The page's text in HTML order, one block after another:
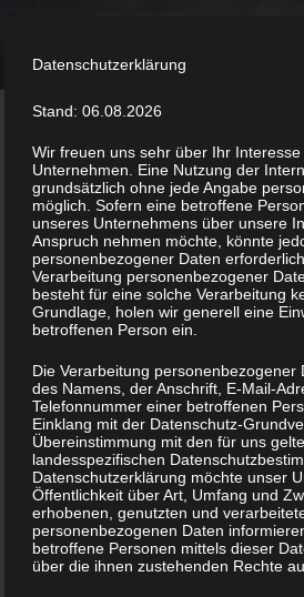
springenPsychotherapie I Coaching I Mediation
Das, was wir über uns selbst
beeinflusst unser Leben
jeden Tag. Die meisten von uns
mehrere Glaubenssätze, die uns
geprägt haben – und uns noch als
Leben schwer machen“. Aber wie
dazu, etwas ganz Bestimmtes über
glauben? Wer sagt denn, dass wir
Ist das wirklich unsere eigene
die von Mutter, Vater, Lehrer?
Als Erwachsene können wir
übernommene Glaubenssätze
Datenschutzerklärung
Stand: 06.08.2026
Wir freuen uns sehr über Ihr
Unternehmen. Eine Nutzung der
grundsätzlich ohne jede Angabe
möglich. Sofern eine betroffene
unseres Unternehmens über unsere
Anspruch nehmen möchte, könnte
personenbezogener Daten
Verarbeitung personenbezogener
besteht für eine solche Verarbeitung
Grundlage, holen wir generell eine
betroffenen Person ein.
Die Verarbeitung personenbezogener
des Namens, der Anschrift, E-Mail-
Telefonnummer einer betroffenen
Einklang mit der Datenschutz-
Übereinstimmung mit den für uns
landesspezifischen
Datenschutzerklärung möchte unser
Öffentlichkeit über Art, Umfang und
erhobenen, genutzten und
personenbezogenen Daten
betroffene Personen mittels dieser
über die ihnen zustehenden Rechte